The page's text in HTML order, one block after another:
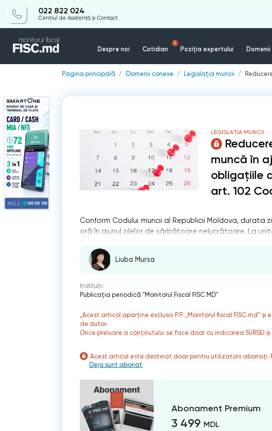
022 822 024
Centrul de Asistență și Contact
Despre noi Cotidian
5
Poziția expertului
Pagina principală Domenii conexe Legislația muncii
LEGISLAȚIA MUNCII
muncă în
obligațiile
art. 102
Conform Codului muncii al Republicii Moldova, durata
oră în ajunul zilelor de sărbătoare nelucrătoare. La
Liuba Mursa
Instituții:
Publicaţia periodică "Monitorul Fiscal FISC.MD"
„Acest articol aparține exclusiv P.P. „Monitorul fiscal FISC.md”
de autor.
Orice preluare a conținutului se face doar cu indicarea SURSEI
Acest articol este destinat doar pentru utilizatorii abonați.
Deja sunt abonat
Abonament Premium
3 499 MDL